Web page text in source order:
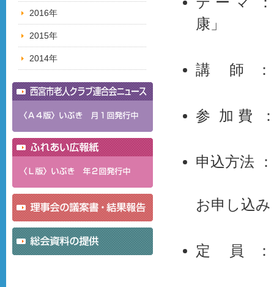
康」
講 師 ：
参 加 費
申込方法
お申し込
定 員 ：
2016年
2015年
2014年